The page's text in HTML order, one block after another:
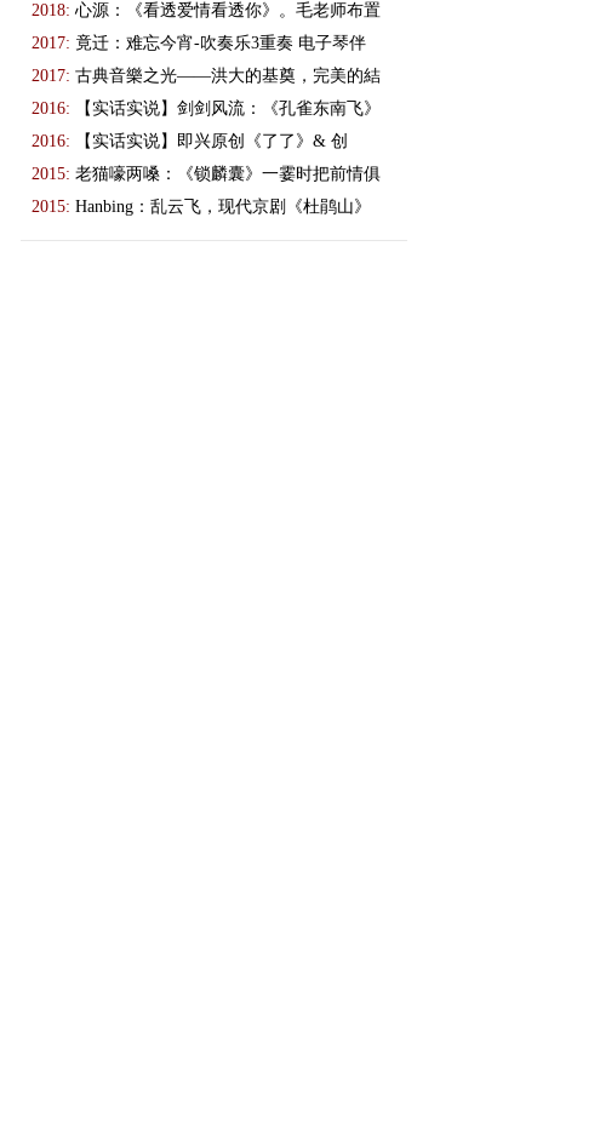
2018: 心源：《看透爱情看透你》。毛老师布置
2017: 竟迁：难忘今宵-吹奏乐3重奏 电子琴伴
2017: 古典音樂之光——洪大的基奠，完美的結
2016:
【实话实说】剑剑风流：《孔雀东南飞》
2016:
【实话实说】即兴原创《了了》& 创
2015: 老猫嚎两嗓：《锁麟囊》一霎时把前情俱
2015: Hanbing：乱云飞，现代京剧《杜鹃山》